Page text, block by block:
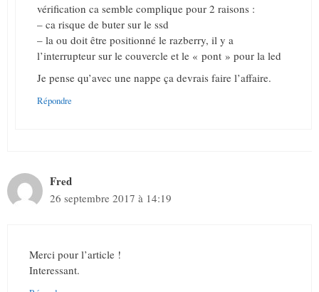
vérification ca semble complique pour 2 raisons :
– ca risque de buter sur le ssd
– la ou doit être positionné le razberry, il y a
l’interrupteur sur le couvercle et le « pont » pour la led
Je pense qu’avec une nappe ça devrais faire l’affaire.
Répondre
Fred
26 septembre 2017 à 14:19
Merci pour l’article !
Interessant.